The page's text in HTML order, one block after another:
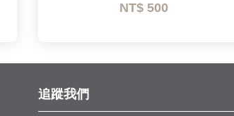
NT$ 500
追蹤我們